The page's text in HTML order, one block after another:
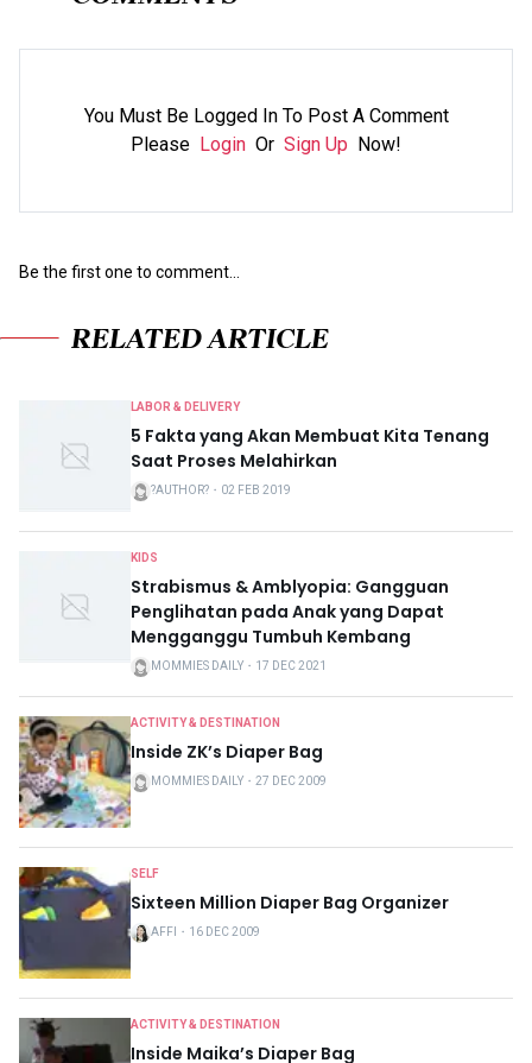
You Must Be Logged In To Post A Comment
Please Login Or Sign Up Now!
Be the first one to comment...
RELATED ARTICLE
LABOR & DELIVERY
5 Fakta yang Akan Membuat Kita Tenang
Saat Proses Melahirkan
?AUTHOR? ・ 02 FEB 2019
KIDS
Strabismus & Amblyopia: Gangguan
Penglihatan pada Anak yang Dapat
Mengganggu Tumbuh Kembang
MOMMIES DAILY ・ 17 DEC 2021
ACTIVITY & DESTINATION
Inside ZK’s Diaper Bag
MOMMIES DAILY ・ 27 DEC 2009
SELF
Sixteen Million Diaper Bag Organizer
AFFI ・ 16 DEC 2009
ACTIVITY & DESTINATION
Inside Maika’s Diaper Bag